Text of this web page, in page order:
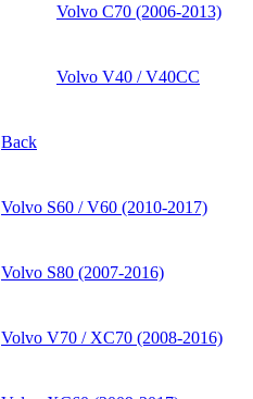
Volvo C70 (2006-2013)
Volvo V40 / V40CC
Back
Volvo S60 / V60 (2010-2017)
Volvo S80 (2007-2016)
Volvo V70 / XC70 (2008-2016)